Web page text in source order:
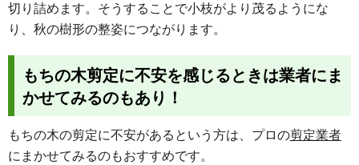
切り詰めます。そうすることで小枝がより茂るようにな
り、秋の樹形の整姿につながります。
もちの木剪定に不安を感じるときは業者にま
かせてみるのもあり！
もちの木の剪定に不安があるという方は、プロの剪定業者
にまかせてみるのもおすすめです。